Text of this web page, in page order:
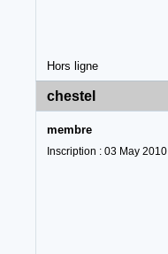
Hors ligne
chestel
membre
Inscription : 03 May 2010